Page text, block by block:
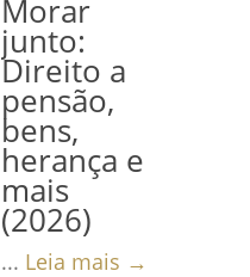
Morar
junto:
Direito a
pensão,
bens,
herança e
mais
(2026)
... Leia mais →